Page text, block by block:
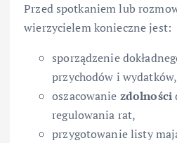
Przed spotkaniem lub
wierzycielem konieczne jest:
sporządzenie
przychodów i wydatków,
oszacowanie zdolności
regulowania rat,
przygotowanie listy